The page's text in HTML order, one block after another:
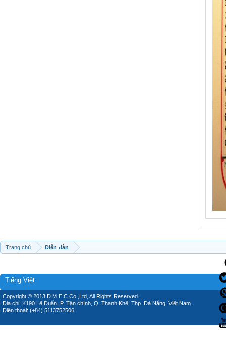
Trang chủ Diễn đàn
Tiếng Việt
Copyright © 2013 D.M.E.C Co.,Ltd, All Rights Reserved.
Địa chỉ: K190 Lê Duẩn, P. Tân chính, Q. Thanh Khê, Thp. Đà Nẵng, Việt Nam.
Điện thoại: (+84) 5113752506